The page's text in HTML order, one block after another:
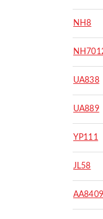
NH8
UA838
UA889
YP111
JL58
AA8409